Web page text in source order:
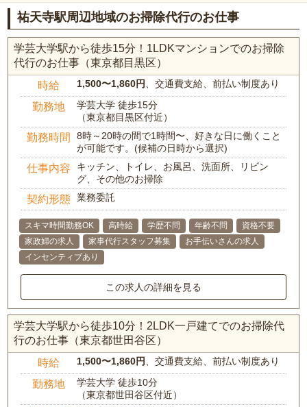
祐天寺駅周辺地域のお掃除代行のお仕事
学芸大学駅から徒歩15分！1LDKマンションでのお掃除
代行のお仕事（東京都目黒区）
時給 1,500〜1,860円、交通費支給、前払い制度あり
勤務地
学芸大学 徒歩15分
（東京都目黒区付近）
勤務時間
8時～20時の間で1時間〜、好きな日に働くこと
が可能です。(候補の日時から選択)
仕事内容
キッチン、トイレ、お風呂、洗面所、リビン
グ、その他のお掃除
契約形態 業務委託
スキマ時間勤務OK 高時給 学歴不問 年齢不問
資格不要
家政婦の求人
家事代行スタッフ募集
お手伝いさんの求人
インセンティブあり
この求人の詳細を見る
学芸大学駅から徒歩10分！2LDK一戸建てでのお掃除代
行のお仕事（東京都世田谷区）
時給 1,500〜1,860円、交通費支給、前払い制度あり
勤務地
学芸大学 徒歩10分
（東京都世田谷区付近）